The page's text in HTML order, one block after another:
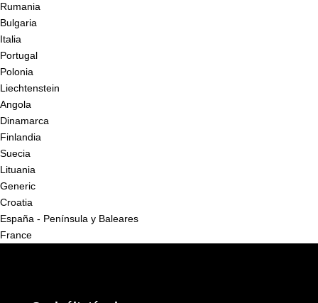
Rumania
Bulgaria
Italia
Portugal
Polonia
Liechtenstein
Angola
Dinamarca
Finlandia
Suecia
Lituania
Generic
Croatia
España - Península y Baleares
France